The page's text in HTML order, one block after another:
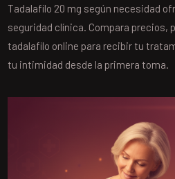
Tadalafilo 20 mg según necesidad
seguridad clínica. Compara precios,
tadalafilo online para recibir tu
tu intimidad desde la primera toma.